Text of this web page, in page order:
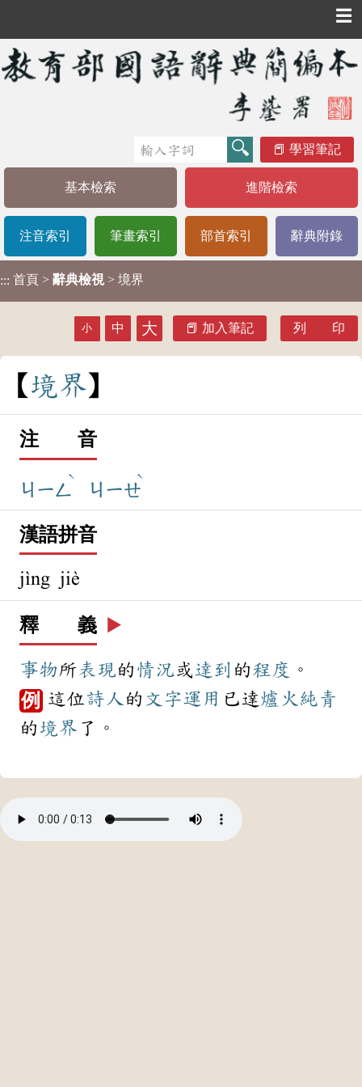
☰
學習筆記
基本檢索 進階檢索
注音索引 筆畫索引 部首索引 辭典附錄
::: 首頁 > 辭典檢視 > 境界
小 中 大 加入筆記 列 印
境界
注 音
ㄐㄧㄥ
ˋ
ㄐㄧㄝ
ˋ
漢語拼音
jìng jiè
釋 義 ▶️
事物所表現的 情況或達到 的程度 。
例 這位詩人 的 文字運用 已達爐火純青
的 境界 了。